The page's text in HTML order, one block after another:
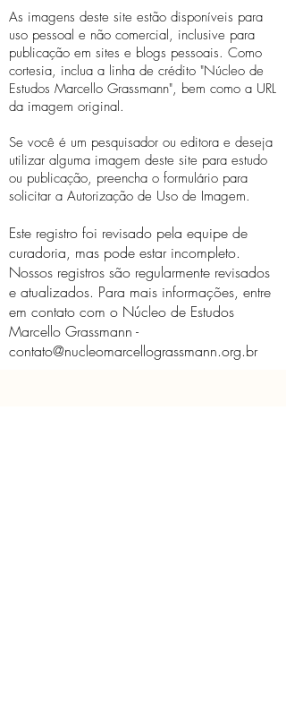
As imagens deste site estão disponíveis para
uso pessoal e não comercial, inclusive para
publicação em sites e blogs pessoais. Como
cortesia, inclua a linha de crédito "Núcleo de
Estudos Marcello Grassmann", bem como a URL
da imagem original.
Se você é um pesquisador ou editora e deseja
utilizar alguma imagem deste site para estudo
ou publicação, preencha o formulário para
solicitar a Autorização de Uso de Imagem.
Este registro foi revisado pela equipe de
curadoria, mas pode estar incompleto.
Nossos registros são regularmente revisados ​​
e atualizados. Para mais informações, entre
em contato com o Núcleo de Estudos
Marcello Grassmann -
contato@nucleomarcellograssmann.org.br